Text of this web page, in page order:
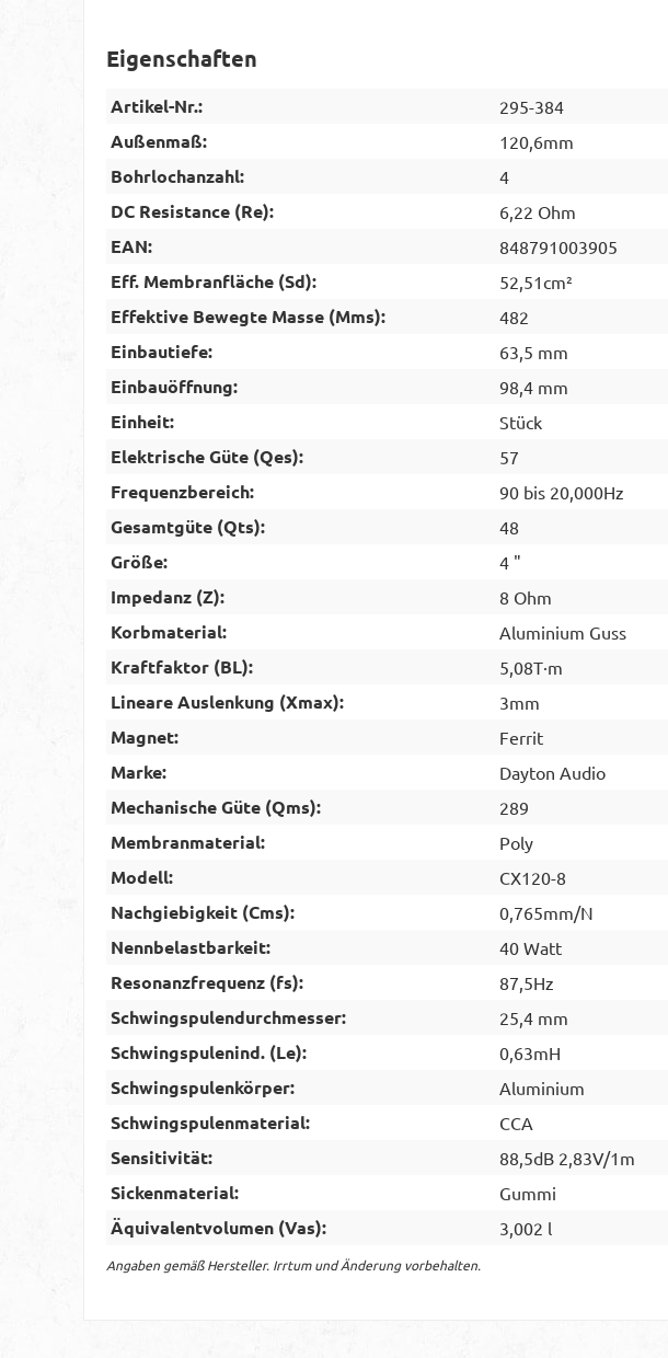
Eigenschaften
Artikel-Nr.: 295-384
Außenmaß: 120,6mm
Bohrlochanzahl: 4
DC Resistance (Re): 6,22 Ohm
EAN: 848791003905
Eff. Membranfläche (Sd): 52,51cm²
Effektive Bewegte Masse (Mms): 482
Einbautiefe: 63,5 mm
Einbauöffnung: 98,4 mm
Einheit: Stück
Elektrische Güte (Qes): 57
Frequenzbereich: 90 bis 20,000Hz
Gesamtgüte (Qts): 48
Größe: 4 "
Impedanz (Z): 8 Ohm
Korbmaterial: Aluminium Guss
Kraftfaktor (BL): 5,08T·m
Lineare Auslenkung (Xmax): 3mm
Magnet: Ferrit
Marke: Dayton Audio
Mechanische Güte (Qms): 289
Membranmaterial: Poly
Modell: CX120-8
Nachgiebigkeit (Cms): 0,765mm/N
Nennbelastbarkeit: 40 Watt
Resonanzfrequenz (fs): 87,5Hz
Schwingspulendurchmesser: 25,4 mm
Schwingspulenind. (Le): 0,63mH
Schwingspulenkörper: Aluminium
Schwingspulenmaterial: CCA
Sensitivität: 88,5dB 2,83V/1m
Sickenmaterial: Gummi
Äquivalentvolumen (Vas): 3,002 l
Angaben gemäß Hersteller. Irrtum und Änderung vorbehalten.